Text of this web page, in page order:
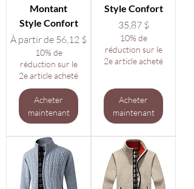
Montant
Style Confort
À partir de 56,12 $
Prix promotionnel
10% de
réduction sur le
2e article acheté
Acheter
maintenant
Style Confort
Prix
35,87 $
10% de
réduction sur le
2e article acheté
Acheter
maintenant